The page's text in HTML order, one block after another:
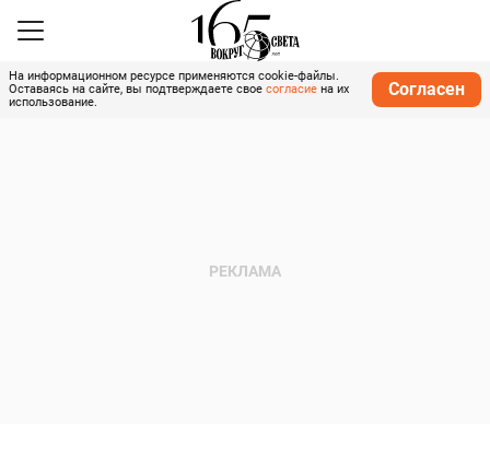
На информационном ресурсе применяются cookie-файлы.
Оставаясь на сайте, вы подтверждаете свое согласие на их
использование.
Согласен